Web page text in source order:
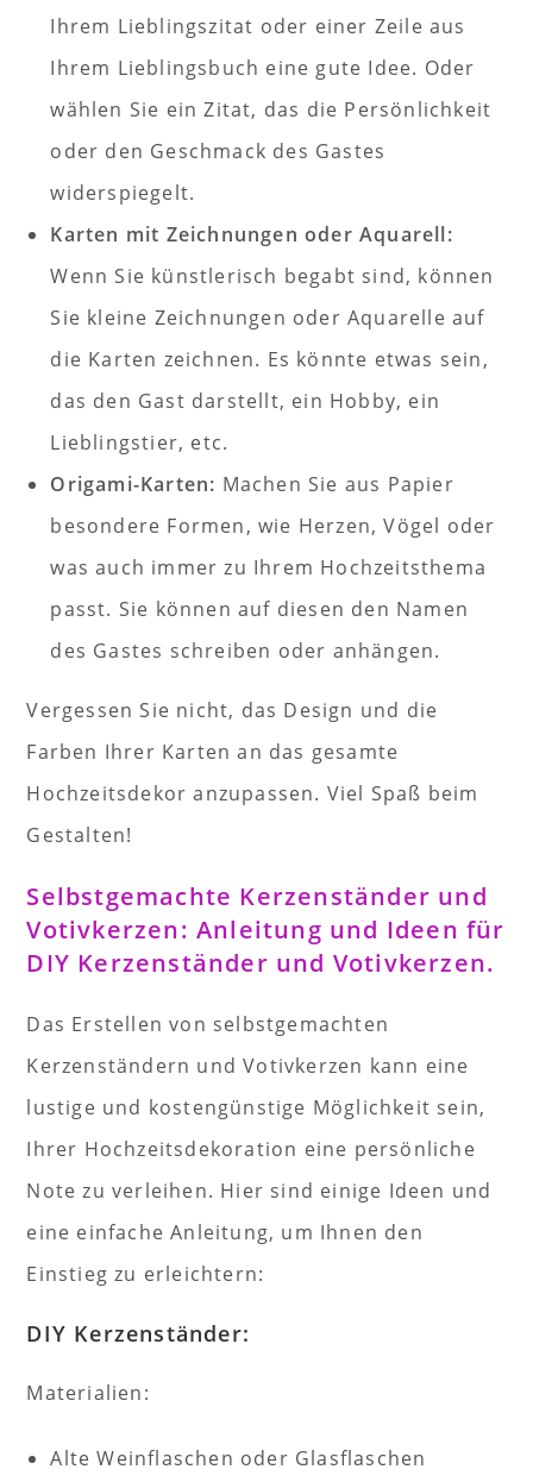
Ihrem Lieblingszitat oder einer Zeile aus
Ihrem Lieblingsbuch eine gute Idee. Oder
wählen Sie ein Zitat, das die Persönlichkeit
oder den Geschmack des Gastes
widerspiegelt.
Karten mit Zeichnungen oder Aquarell:
Wenn Sie künstlerisch begabt sind, können
Sie kleine Zeichnungen oder Aquarelle auf
die Karten zeichnen. Es könnte etwas sein,
das den Gast darstellt, ein Hobby, ein
Lieblingstier, etc.
Origami-Karten: Machen Sie aus Papier
besondere Formen, wie Herzen, Vögel oder
was auch immer zu Ihrem Hochzeitsthema
passt. Sie können auf diesen den Namen
des Gastes schreiben oder anhängen.
Vergessen Sie nicht, das Design und die
Farben Ihrer Karten an das gesamte
Hochzeitsdekor anzupassen. Viel Spaß beim
Gestalten!
Selbstgemachte Kerzenständer und
Votivkerzen: Anleitung und Ideen für
DIY Kerzenständer und Votivkerzen.
Das Erstellen von selbstgemachten
Kerzenständern und Votivkerzen kann eine
lustige und kostengünstige Möglichkeit sein,
Ihrer Hochzeitsdekoration eine persönliche
Note zu verleihen. Hier sind einige Ideen und
eine einfache Anleitung, um Ihnen den
Einstieg zu erleichtern:
DIY Kerzenständer:
Materialien:
Alte Weinflaschen oder Glasflaschen